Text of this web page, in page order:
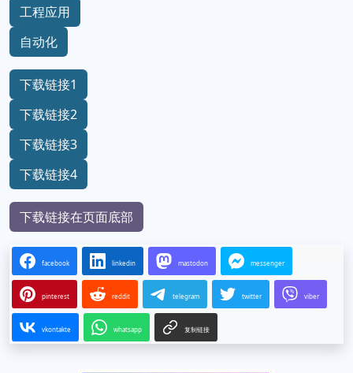
工程应用
自动化
下载链接1
下载链接2
下载链接3
下载链接4
下载链接在页面底部
facebook linkedin mastodon messenger
pinterest reddit telegram twitter viber
vkontakte whatsapp 复制链接